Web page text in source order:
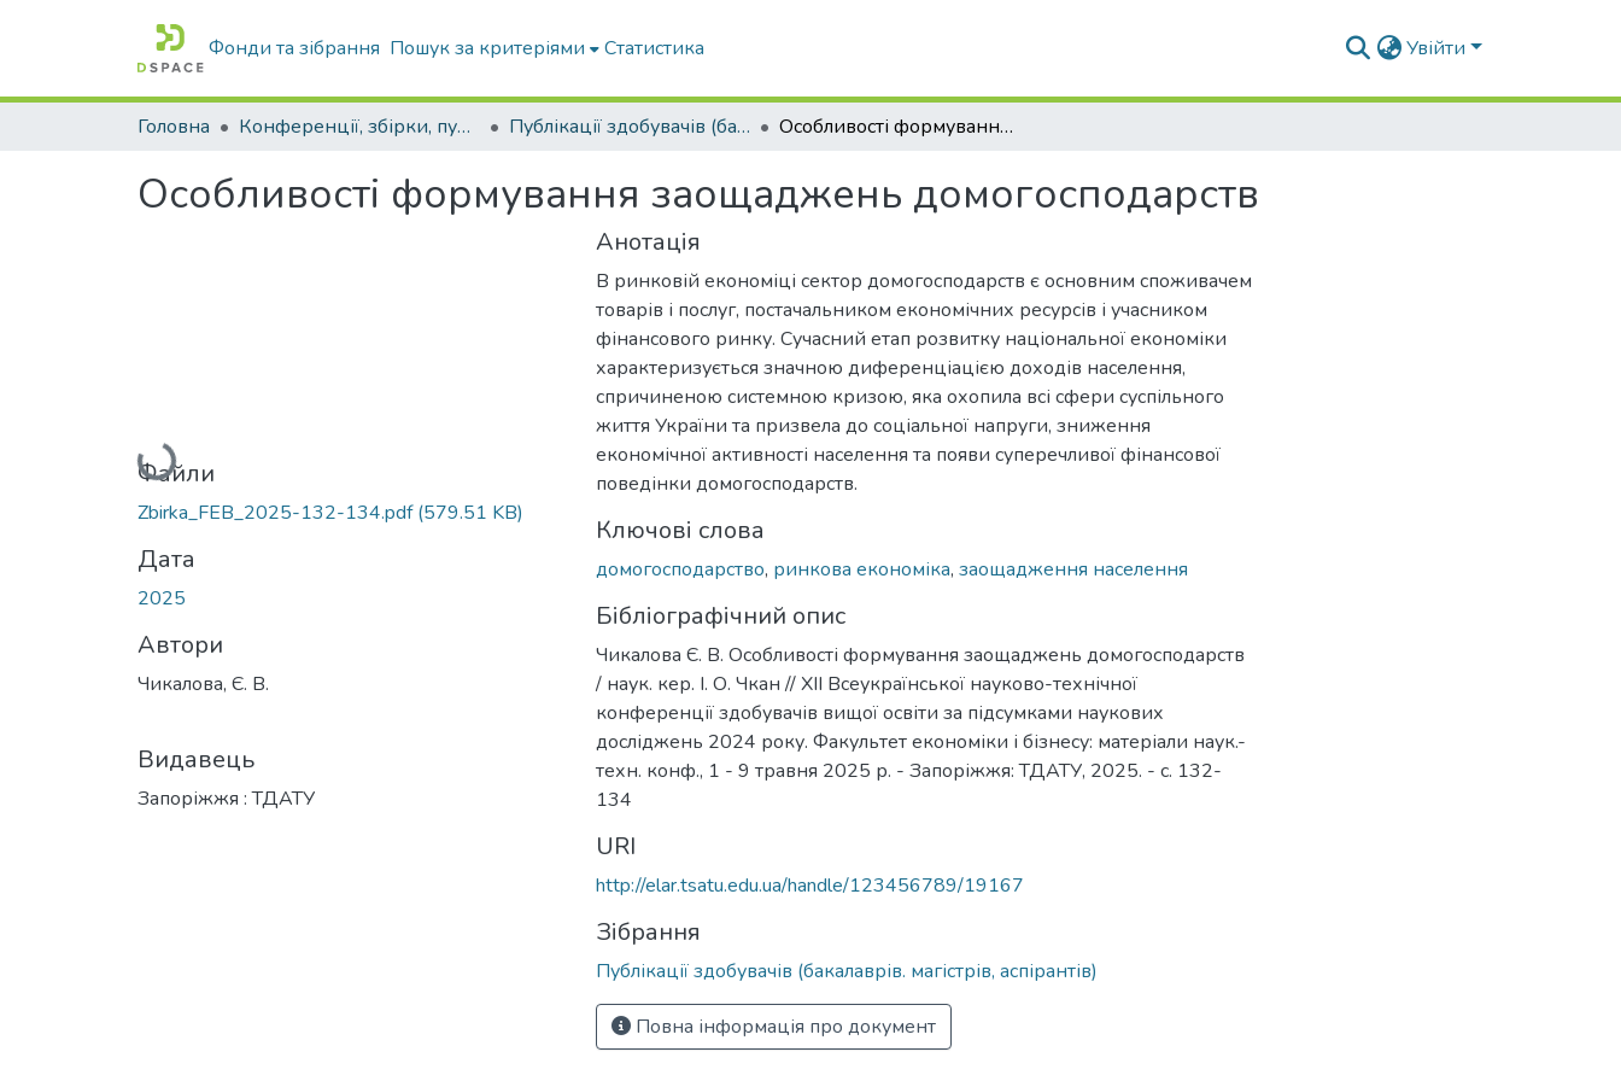
Фонди та зібрання Пошук за критеріями Статистика Увійти
Головна Конференції, збірки, публікації молодих вчених і здобувачів : магістрів, бакалаврів, аспірантів. Публікації здобувачів (бакалаврів. магістрів, аспірантів) Особливості формування заощаджень домогосподарств
Особливості формування заощаджень домогосподарств
Вантажиться...
Файли
Zbirka_FEB_2025-132-134.pdf(579.51 KB)
Дата
2025
Автори
Чикалова, Є. В.
Видавець
Запоріжжя : ТДАТУ
Анотація
В ринковій економіці сектор домогосподарств є основним споживачем
товарів і послуг, постачальником економічних ресурсів і учасником
фінансового ринку. Сучасний етап розвитку національної економіки
характеризується значною диференціацією доходів населення,
спричиненою системною кризою, яка охопила всі сфери суспільного
життя України та призвела до соціальної напруги, зниження
економічної активності населення та появи суперечливої фінансової
поведінки домогосподарств.
Ключові слова
домогосподарство, ринкова економіка, заощадження населення
Бібліографічний опис
Чикалова Є. В. Особливості формування заощаджень домогосподарств
/ наук. кер. І. О. Чкан // ХІІ Всеукраїнської науково-технічної
конференції здобувачів вищої освіти за підсумками наукових
досліджень 2024 року. Факультет економіки і бізнесу: матеріали наук.-
техн. конф., 1 - 9 травня 2025 р. - Запоріжжя: ТДАТУ, 2025. - с. 132-
134
URI
http://elar.tsatu.edu.ua/handle/123456789/19167
Зібрання
Публікації здобувачів (бакалаврів. магістрів, аспірантів)
Повна інформація про документ